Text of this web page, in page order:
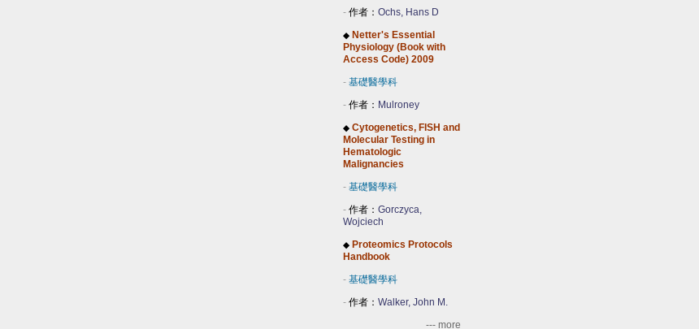
- 作者： Ochs, Hans D
◆ Netter's Essential
Physiology (Book with
Access Code) 2009
- 基礎醫學科
- 作者： Mulroney
◆ Cytogenetics, FISH and
Molecular Testing in
Hematologic
Malignancies
- 基礎醫學科
- 作者： Gorczyca,
Wojciech
◆ Proteomics Protocols
Handbook
- 基礎醫學科
- 作者： Walker, John M.
--- more